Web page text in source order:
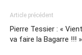
Article précédent
Pierre Tessier : «
va faire la Bagarre !!! »